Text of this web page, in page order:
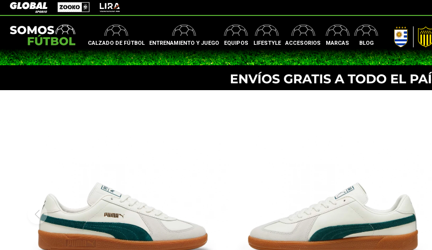
CALZADO DE FÚTBOL ENTRENAMIENTO Y JUEGO EQUIPOS LIFESTYLE ACCESORIOS MARCAS BLOG
AUF Peñarol
Global Sports Zooko Lira